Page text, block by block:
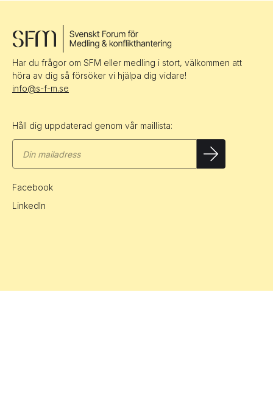
Har du frågor om SFM eller medling i stort, välkommen att
höra av dig så försöker vi hjälpa dig vidare!
info@s-f-m.se
Håll dig uppdaterad genom vår maillista:
Facebook
LinkedIn